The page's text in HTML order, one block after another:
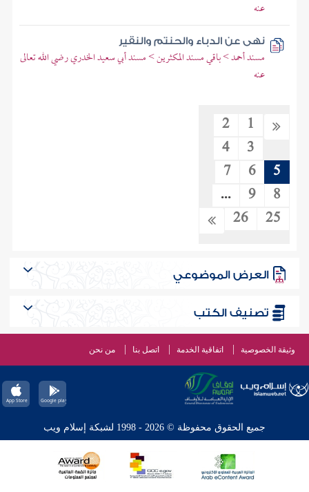
عنه
نهى عن الدباء والحنتم والنقير
مسند أحمد > باقي مسند المكثرين > مسند أبي سعيد الخدري رضي الله تعالى
عنه
1
2
3
4
5
6
7
8
9
...
25
26
العرض الموضوعي
تصنيف الكتب
وثيقة الخصوصية اتفاقية الخدمة اتصل بنا من نحن
جميع الحقوق محفوظة © 2026 - 1998 لشبكة إسلام ويب